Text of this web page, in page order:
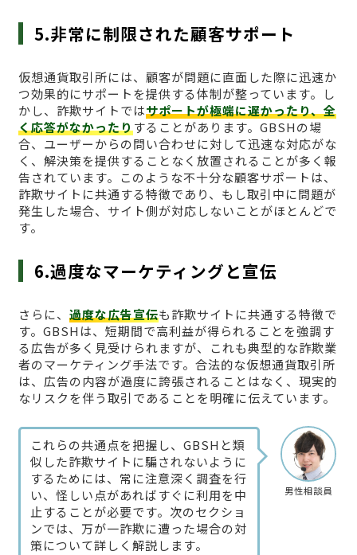
5.非常に制限された顧客サポート
仮想通貨取引所には、顧客が問題に直面した際に迅速か
つ効果的にサポートを提供する体制が整っています。し
かし、詐欺サイトではサポートが極端に遅かったり、全
く応答がなかったりすることがあります。GBSHの場
合、ユーザーからの問い合わせに対して迅速な対応がな
く、解決策を提供することなく放置されることが多く報
告されています。このような不十分な顧客サポートは、
詐欺サイトに共通する特徴であり、もし取引中に問題が
発生した場合、サイト側が対応しないことがほとんどで
す。
6.過度なマーケティングと宣伝
さらに、 過度な広告宣伝も詐欺サイトに共通する特徴で
す。GBSHは、短期間で高利益が得られることを強調す
る広告が多く見受けられますが、これも典型的な詐欺業
者のマーケティング手法です。合法的な仮想通貨取引所
は、広告の内容が過度に誇張されることはなく、現実的
なリスクを伴う取引であることを明確に伝えています。
男性相談員
これらの共通点を把握し、GBSHと類
似した詐欺サイトに騙されないように
するためには、常に注意深く調査を行
い、怪しい点があればすぐに利用を中
止することが必要です。次のセクショ
ンでは、万が一詐欺に遭った場合の対
策について詳しく解説します。